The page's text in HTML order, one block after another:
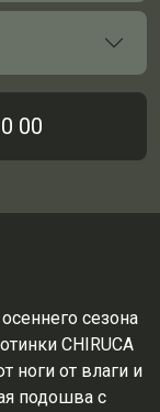
00
сезона
CHIRUCA
ноги от влаги и
подошва с